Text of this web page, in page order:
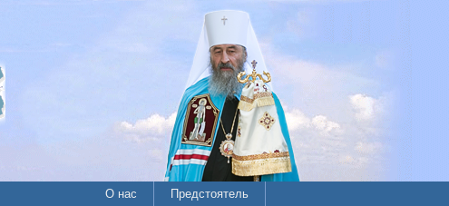
О нас Предстоятель